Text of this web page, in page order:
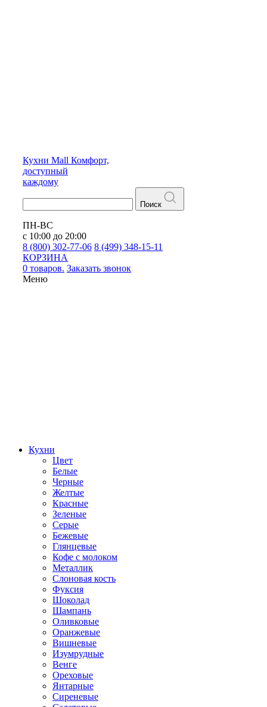
Кухни Mall Комфорт,
доступный
каждому
Поиск
ПН-ВС
с 10:00 до 20:00
8 (800) 302-77-06 8 (499) 348-15-11
КОРЗИНА
0 товаров. Заказать звонок
Меню
Кухни
Цвет
Белые
Черные
Желтые
Красные
Зеленые
Серые
Бежевые
Глянцевые
Кофе с молоком
Металлик
Слоновая кость
Фуксия
Шоколад
Шампань
Оливковые
Оранжевые
Вишневые
Изумрудные
Венге
Ореховые
Янтарные
Сиреневые